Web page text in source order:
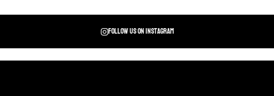
Follow us on instagram